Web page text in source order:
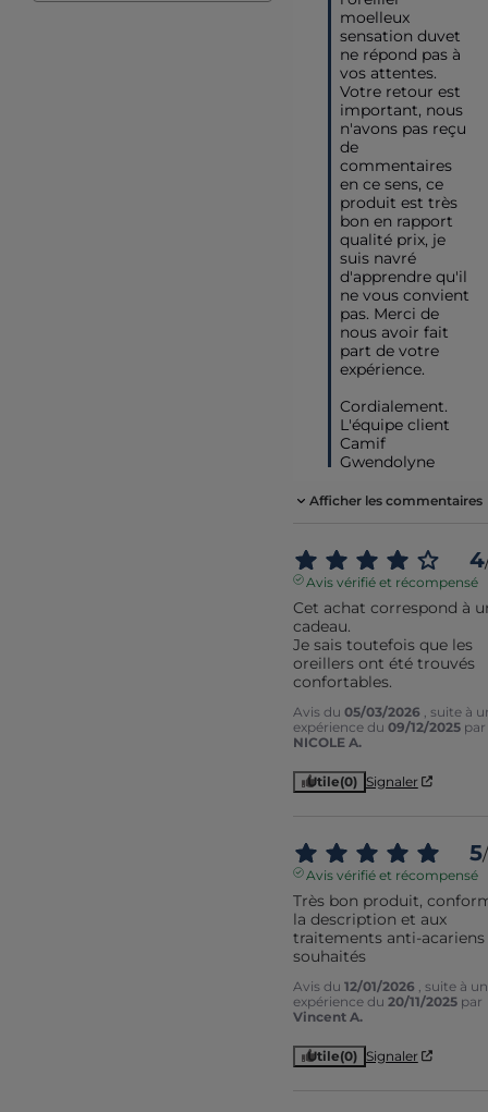
moelleux
sensation duvet
ne répond pas à
vos attentes.
Votre retour est
important, nous
n'avons pas reçu
de
commentaires
en ce sens, ce
produit est très
bon en rapport
qualité prix, je
suis navré
d'apprendre qu'il
ne vous convient
pas. Merci de
nous avoir fait
part de votre
expérience.
Cordialement.
L'équipe client
Camif
Gwendolyne
Afficher les commentaires
4
Avis vérifié et récompensé
Cet achat correspond à
cadeau.
Je sais toutefois que les
oreillers ont été trouvés
confortables.
Avis du 05/03/2026
, suite à
expérience du 09/12/2025 par
NICOLE A.
Utile(0) Signaler
5/
Avis vérifié et récompensé
Très bon produit,
la description et aux
traitements anti-acariens
souhaités
Avis du 12/01/2026
, suite à
expérience du 20/11/2025 par
Vincent A.
Utile(0) Signaler